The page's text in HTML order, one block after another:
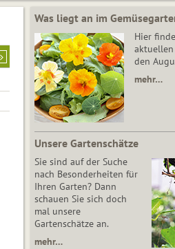
Was liegt an im
Hier
den
mehr…
Unsere Gartenschätze
Sie sind auf der Suche
nach Besonderheiten für
Ihren Garten? Dann
schauen Sie sich doch
mal unsere
Gartenschätze an.
mehr…